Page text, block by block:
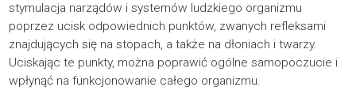
stymulacja narządów i systemów ludzkiego organizmu
poprzez ucisk odpowiednich punktów, zwanych refleksami
znajdujących się na stopach, a także na dłoniach i twarzy.
Uciskając te punkty, można poprawić ogólne samopoczucie i
wpłynąć na funkcjonowanie całego organizmu.